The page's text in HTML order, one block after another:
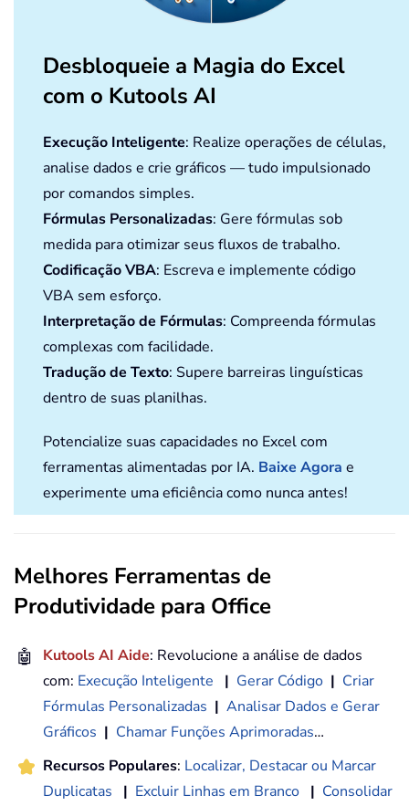
Desbloqueie a Magia do Excel
com o Kutools AI
Execução Inteligente: Realize operações de células,
analise dados e crie gráficos — tudo impulsionado
por comandos simples.
Fórmulas Personalizadas: Gere fórmulas sob
medida para otimizar seus fluxos de trabalho.
Codificação VBA: Escreva e implemente código
VBA sem esforço.
Interpretação de Fórmulas: Compreenda fórmulas
complexas com facilidade.
Tradução de Texto: Supere barreiras linguísticas
dentro de suas planilhas.
Potencialize suas capacidades no Excel com
ferramentas alimentadas por IA. Baixe Agora e
experimente uma eficiência como nunca antes!
Melhores Ferramentas de
Produtividade para Office
🤖 Kutools AI Aide: Revolucione a análise de dados
com: Execução Inteligente | Gerar Código | Criar
Fórmulas Personalizadas | Analisar Dados e Gerar
Gráficos | Chamar Funções Aprimoradas…
Recursos Populares: Localizar, Destacar ou Marcar
Duplicatas
| Excluir Linhas em Branco | Consolidar